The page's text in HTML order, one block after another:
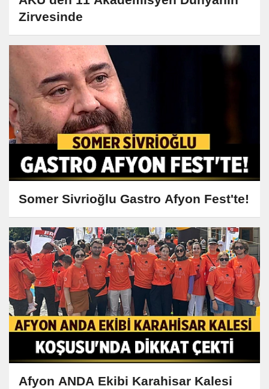
Zirvesinde
Somer Sivrioğlu Gastro Afyon Fest'te!
Afyon ANDA Ekibi Karahisar Kalesi